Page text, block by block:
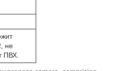
не
ПВХ.